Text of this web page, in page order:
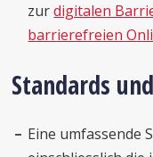
zur digitalen
barrierefreien
Standards
Eine umfassende